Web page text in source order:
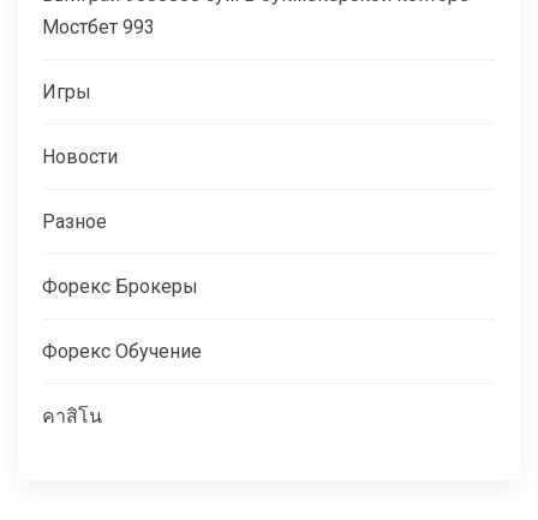
Мостбет 993
Игры
Новости
Разное
Форекс Брокеры
Форекс Обучение
คาสิโน